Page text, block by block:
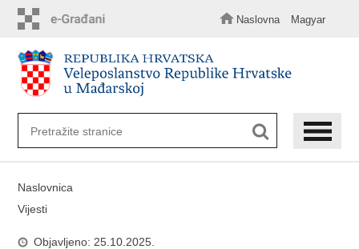
sadržaj
Naslovna Magyar
Naslovnica
Vijesti
Objavljeno: 25.10.2025.